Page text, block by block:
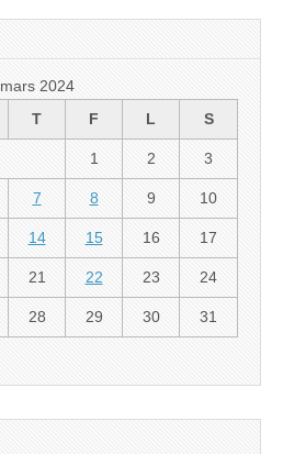
mars 2024
T F L S
1 2 3
7 8 9 10
14 15 16 17
21 22 23 24
28 29 30
31